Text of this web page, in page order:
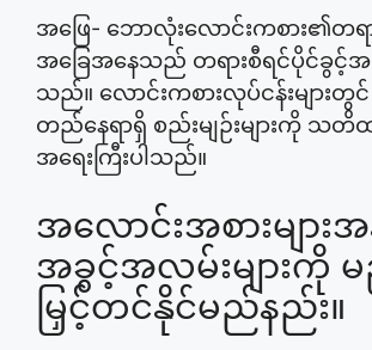
အဖြေ- ဘောလုံးလောင်းကစား၏တရ
အခြေအနေသည် တရားစီရင်ပိုင်ခွင့်အ
သည်။ လောင်းကစားလုပ်ငန်းများတွ
တည်နေရာရှိ စည်းမျဉ်းများကို သတိထ
အရေးကြီးပါသည်။
အလောင်းအစားများ
အခွင့်အလမ်းများကို
မြှင့်တင်နိုင်မည်နည်း။